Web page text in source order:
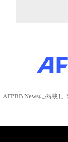
AFPBB Newsに掲載